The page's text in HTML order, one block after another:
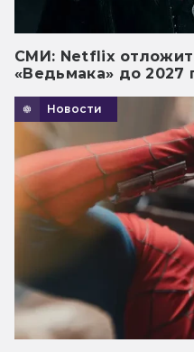
СМИ: Netflix
«Ведьмака» до 2027
Новости